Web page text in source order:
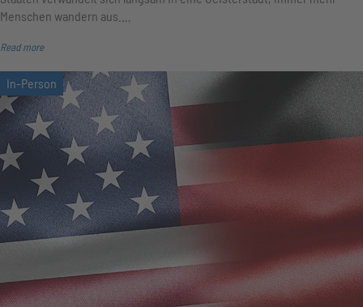
Menschen wandern aus.…
Read more